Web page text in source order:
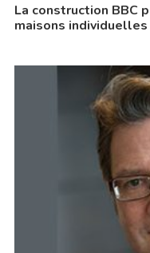
La construction BBC
maisons individuelles